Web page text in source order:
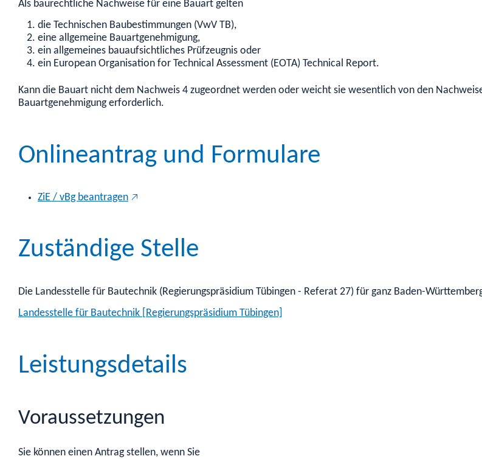
Als baurechtliche Nachweise für eine Bauart gelten
die Technischen Baubestimmungen (VwV TB),
eine allgemeine Bauartgenehmigung,
ein allgemeines bauaufsichtliches Prüfzeugnis oder
ein European Organisation for Technical Assessment (EOTA) Technical Report.
Kann die Bauart nicht dem Nachweis 4 zugeordnet werden oder weicht sie wesentlich von den
Bauartgenehmigung erforderlich.
Onlineantrag und Formulare
ZiE / vBg beantragen
Zuständige Stelle
Die Landesstelle für Bautechnik (Regierungspräsidium Tübingen - Referat 27) für ganz Baden-
Landesstelle für Bautechnik [Regierungspräsidium Tübingen]
Leistungsdetails
Voraussetzungen
Sie können einen Antrag stellen, wenn Sie